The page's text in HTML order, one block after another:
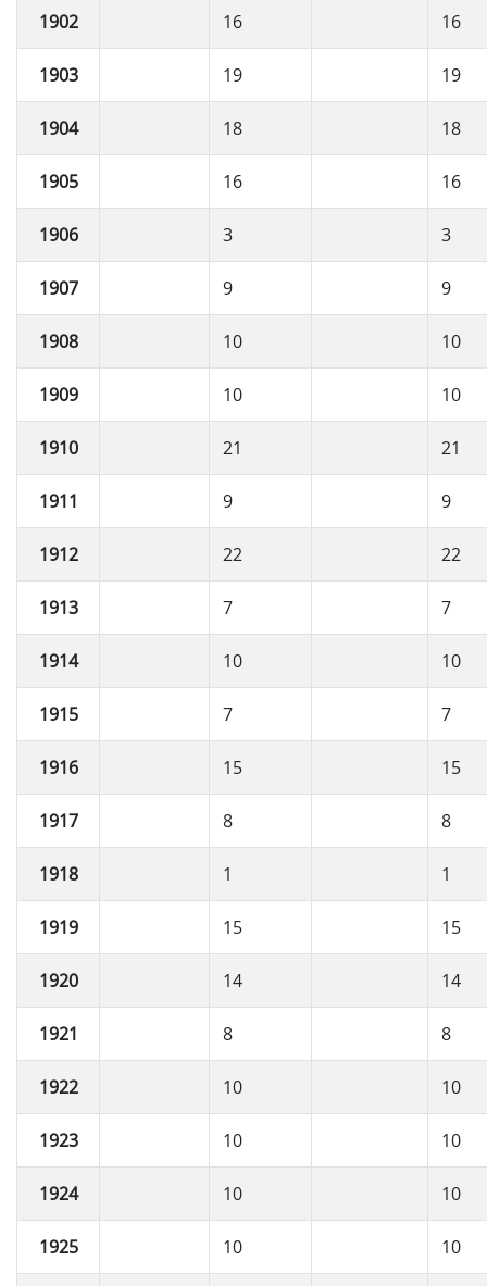
1902 16 16
1903 19 19
1904 18 18
1905 16 16
1906 3 3
1907 9 9
1908 10 10
1909 10 10
1910 21 21
1911 9 9
1912 22 22
1913 7 7
1914 10 10
1915 7 7
1916 15 15
1917 8 8
1918 1 1
1919 15 15
1920 14 14
1921 8 8
1922 10 10
1923 10 10
1924 10 10
1925 10 10